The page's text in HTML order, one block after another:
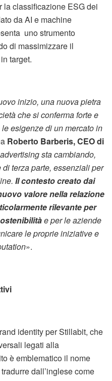
la classificazione ESG dei
da AI e machine
uno strumento
di massimizzare il
target.
inizio, una nuova pietra
che si conferma forte e
esigenze di un mercato in
Roberto Barberis, CEO di
sta cambiando,
terza parte, essenziali per
Il contesto creato dai
valore nella relazione
rilevante per
e per le aziende
le proprie iniziative e
».
identity per Stillabit, che
legati alla
è emblematico il nome
dall’inglese come